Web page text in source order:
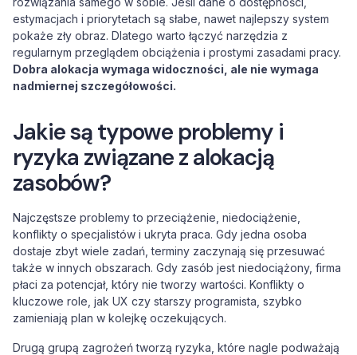
estymacjach i priorytetach są słabe, nawet najlepszy system
pokaże zły obraz. Dlatego warto łączyć narzędzia z
regularnym przeglądem obciążenia i prostymi zasadami pracy.
Dobra alokacja wymaga widoczności, ale nie wymaga
nadmiernej szczegółowości.
Jakie są typowe problemy i
ryzyka związane z alokacją
zasobów?
Najczęstsze problemy to przeciążenie, niedociążenie,
konflikty o specjalistów i ukryta praca. Gdy jedna osoba
dostaje zbyt wiele zadań, terminy zaczynają się przesuwać
także w innych obszarach. Gdy zasób jest niedociążony, firma
płaci za potencjał, który nie tworzy wartości. Konflikty o
kluczowe role, jak UX czy starszy programista, szybko
zamieniają plan w kolejkę oczekujących.
Drugą grupą zagrożeń tworzą ryzyka, które nagle podważają